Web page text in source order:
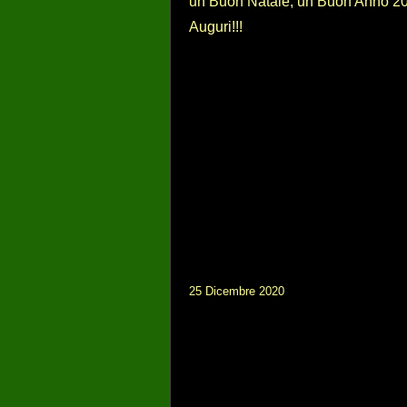
Auguri!!!
25 Dicembre 2020